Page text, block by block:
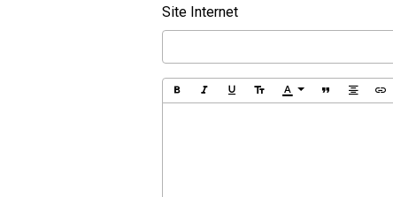
Site Internet